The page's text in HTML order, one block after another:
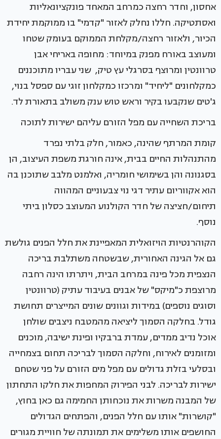
אחסון, וחדר רחצה כמרחב המאחד פונקציונאליות
ואסתטיקה. חללו נחלק לאזור "קדמי" בו ממוקמת יחידת
הכיור, ולאזור רחצה/מקלחת הממוקם בעומק שטחו
ומעוצב באורח מפנק במיוחד: מחופה באריחי אבן
טרוונטין ומרוצף בסרגלי עץ טיק, שני עבריו מתוכננים
כמקלחונים "ליחיד" ומרכזו כמקלחון זוגי עם ספסל בנוי,
ג'טים שנקבעו בקיר וראש טוש ענק משולב בתאורת לד.
בריכת השחייה עם מפל הזורם עליהם ישירות לתוכה
קומת המרתף שהינה, כאמור, חלק בלתי נפרד
מהתנהלות החיים בבית, אינה חורגת משפת העיצוב, הן
בסגנונה והן בשימושי חומריה, ואלמנט מלבב שתוכנן בה
הוא אקווריום עתיר דגי נוי צבעוניים המהווה
תיחום/חציצה של חדר הקולנוע המעוצב כסלון ביתי
נוסף.
הקוהרנטיות הויזואלית המאפיינת את חלל הפנים גולשת
גם אל הגינה האחורית, שבשטחה משתלבת בריכה
הנצפית מכל פינה במרחב הבית, ויתרתו הינה רחבה
מרוצפת כ"מיקס" של אבנים בעיבוד עתיק (טרוונטין
וסוגים נוספים) במידות וגוונים שונים המייצרים תחושת
גודל. בחלקה הסמוך ליציאה מהמטבח ניצבים שולחן
אוכל נדיב ממדים, עמדת ברבקיו ופינת ישיבה, מוכנים
ומזומנים לאירוח, וחלקה הסמוך לבריכה תחום בצמחייה
ובסלעי בזלת גדולים עם מפל מים הזורם על פני שטחם
ישירות לבריכה. לבני הפירוק המחפות את חלקו התחתון
של המבנה משרות את נוכחותן החמימה גם כאן בחוץ,
"קושרות" אותו עם חלל הפנים, והפתחים הגדולים
החושפים אותו משלימים את תמונתה של חוויית מגורים